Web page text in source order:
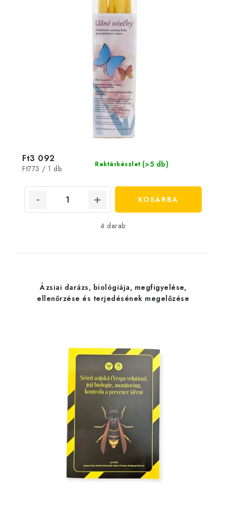
Raktárkészlet (>5 db)
Ft3 092
Egységár:
Ft773 / 1 db
KOSÁRBA
4 darab
Ázsiai darázs, biológiája, megfigyelése,
ellenőrzése és terjedésének megelőzése